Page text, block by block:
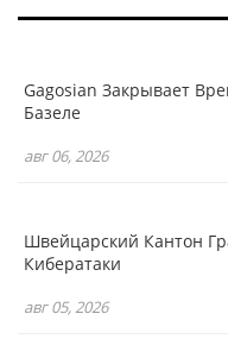
Gagosian Закрывает
Базеле
авг 06, 2026
Швейцарский Кантон
Кибератаки
авг 05, 2026